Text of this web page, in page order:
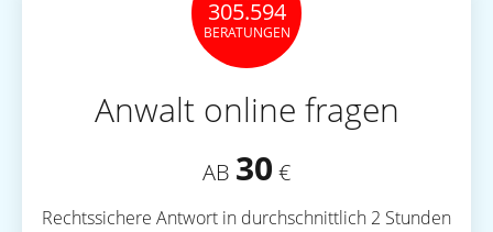
305.594
BERATUNGEN
Anwalt online fragen
AB 30 €
Rechtssichere Antwort in durchschnittlich 2 Stunden